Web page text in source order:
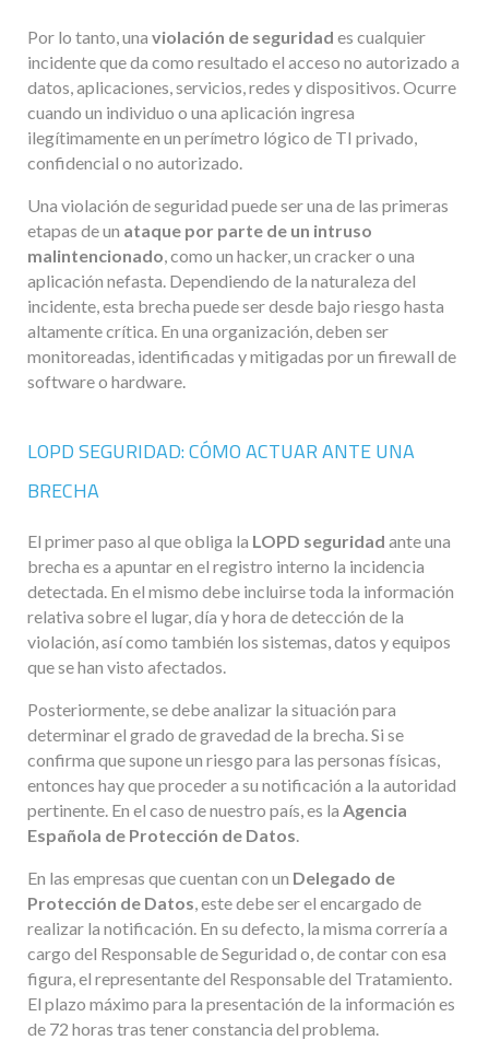
Por lo tanto, una violación de seguridad es cualquier
incidente que da como resultado el acceso no autorizado a
datos, aplicaciones, servicios, redes y dispositivos. Ocurre
cuando un individuo o una aplicación ingresa
ilegítimamente en un perímetro lógico de TI privado,
confidencial o no autorizado.
Una violación de seguridad puede ser una de las primeras
etapas de un ataque por parte de un intruso
malintencionado, como un hacker, un cracker o una
aplicación nefasta. Dependiendo de la naturaleza del
incidente, esta brecha puede ser desde bajo riesgo hasta
altamente crítica. En una organización, deben ser
monitoreadas, identificadas y mitigadas por un firewall de
software o hardware.
LOPD SEGURIDAD: CÓMO ACTUAR ANTE UNA
BRECHA
El primer paso al que obliga la LOPD seguridad ante una
brecha es a apuntar en el registro interno la incidencia
detectada. En el mismo debe incluirse toda la información
relativa sobre el lugar, día y hora de detección de la
violación, así como también los sistemas, datos y equipos
que se han visto afectados.
Posteriormente, se debe analizar la situación para
determinar el grado de gravedad de la brecha. Si se
confirma que supone un riesgo para las personas físicas,
entonces hay que proceder a su notificación a la autoridad
pertinente. En el caso de nuestro país, es la Agencia
Española de Protección de Datos.
En las empresas que cuentan con un Delegado de
Protección de Datos, este debe ser el encargado de
realizar la notificación. En su defecto, la misma correría a
cargo del Responsable de Seguridad o, de contar con esa
figura, el representante del Responsable del Tratamiento.
El plazo máximo para la presentación de la información es
de 72 horas tras tener constancia del problema.